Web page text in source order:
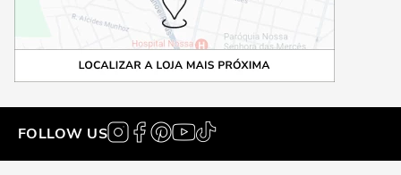
FOLLOW US